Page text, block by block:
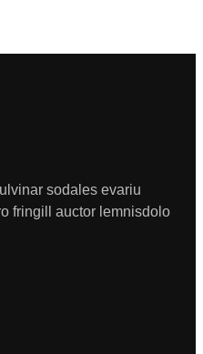
sodales evariu
fringill auctor lemnisdolo